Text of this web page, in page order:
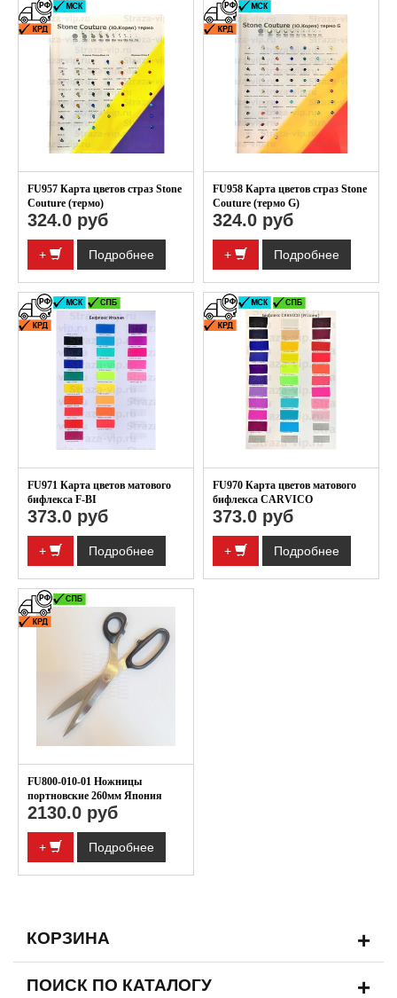
FU957 Карта цветов страз Stone
Couture (термо)
324.0 руб
+ Подробнее
FU958 Карта цветов страз Stone
Couture (термо G)
324.0 руб
+ Подробнее
FU971 Карта цветов матового
бифлекса F-BI
373.0 руб
+ Подробнее
FU970 Карта цветов матового
бифлекса CARVICO
373.0 руб
+ Подробнее
FU800-010-01 Ножницы
портновские 260мм Япония
2130.0 руб
+ Подробнее
КОРЗИНА +
ПОИСК ПО КАТАЛОГУ +